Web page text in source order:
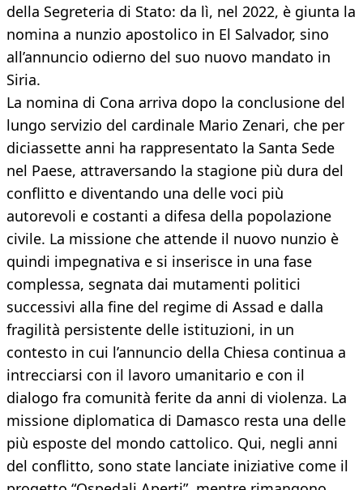
della Segreteria di Stato: da lì, nel 2022, è giunta la
nomina a nunzio apostolico in El Salvador, sino
all’annuncio odierno del suo nuovo mandato in
Siria.
La nomina di Cona arriva dopo la conclusione del
lungo servizio del cardinale Mario Zenari, che per
diciassette anni ha rappresentato la Santa Sede
nel Paese, attraversando la stagione più dura del
conflitto e diventando una delle voci più
autorevoli e costanti a difesa della popolazione
civile. La missione che attende il nuovo nunzio è
quindi impegnativa e si inserisce in una fase
complessa, segnata dai mutamenti politici
successivi alla fine del regime di Assad e dalla
fragilità persistente delle istituzioni, in un
contesto in cui l’annuncio della Chiesa continua a
intrecciarsi con il lavoro umanitario e con il
dialogo fra comunità ferite da anni di violenza. La
missione diplomatica di Damasco resta una delle
più esposte del mondo cattolico. Qui, negli anni
del conflitto, sono state lanciate iniziative come il